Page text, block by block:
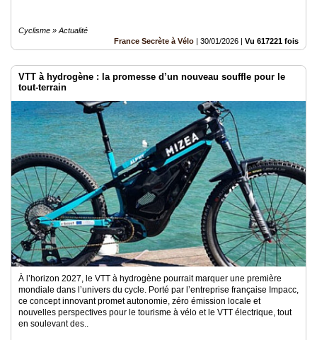
Cyclisme » Actualité
France Secrète à Vélo | 30/01/2026 | Vu 617221 fois
VTT à hydrogène : la promesse d’un nouveau souffle pour le
tout-terrain
À l’horizon 2027, le VTT à hydrogène pourrait marquer une première
mondiale dans l’univers du cycle. Porté par l’entreprise française Impacc,
ce concept innovant promet autonomie, zéro émission locale et
nouvelles perspectives pour le tourisme à vélo et le VTT électrique, tout
en soulevant des..